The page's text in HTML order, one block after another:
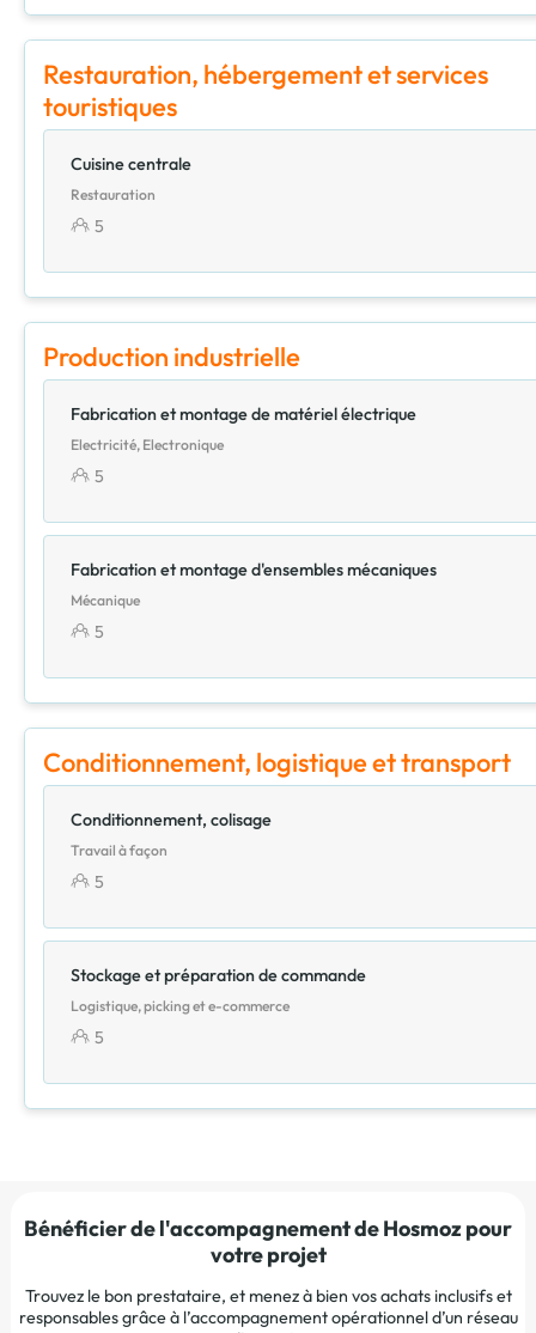
Restauration, hébergement et services
touristiques
Cuisine centrale
Restauration
5
Production industrielle
Fabrication et montage de matériel électrique
Electricité, Electronique
5
Fabrication et montage d'ensembles mécaniques
Mécanique
5
Conditionnement, logistique et transport
Conditionnement, colisage
Travail à façon
5
Stockage et préparation de commande
Logistique, picking et e-commerce
5
Bénéficier de l'accompagnement de Hosmoz pour
votre projet
Trouvez le bon prestataire, et menez à bien vos achats inclusifs et
responsables grâce à l’accompagnement opérationnel d’un réseau